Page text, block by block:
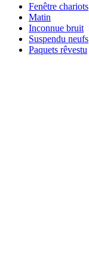
Fenêtre chariots
Matin
Inconnue bruit
Suspendu neufs
Paquets rêvestu